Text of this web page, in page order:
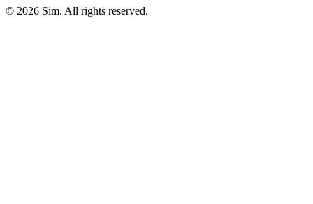
© 2026 Sim. All rights reserved.